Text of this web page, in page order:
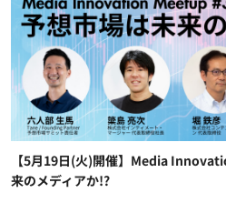
【5月19日(火)開催】Media
来のメディアか!?